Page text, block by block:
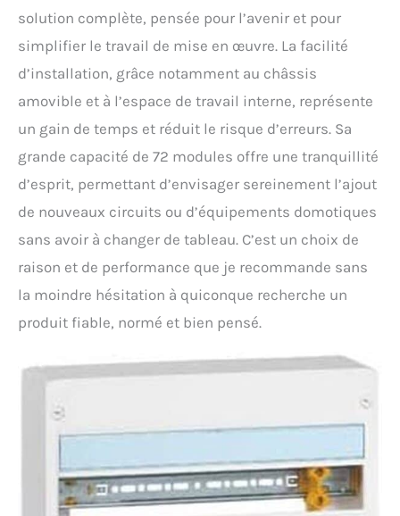
solution complète, pensée pour l’avenir et pour
simplifier le travail de mise en œuvre. La facilité
d’installation, grâce notamment au châssis
amovible et à l’espace de travail interne, représente
un gain de temps et réduit le risque d’erreurs. Sa
grande capacité de 72 modules offre une tranquillité
d’esprit, permettant d’envisager sereinement l’ajout
de nouveaux circuits ou d’équipements domotiques
sans avoir à changer de tableau. C’est un choix de
raison et de performance que je recommande sans
la moindre hésitation à quiconque recherche un
produit fiable, normé et bien pensé.